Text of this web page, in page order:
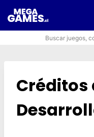
contenido
Créditos